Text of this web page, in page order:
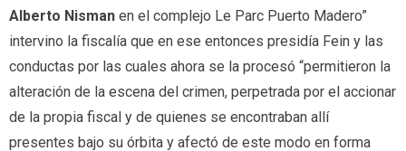
Alberto Nisman en el complejo Le Parc Puerto Madero”
intervino la fiscalía que en ese entonces presidía Fein y las
conductas por las cuales ahora se la procesó “permitieron la
alteración de la escena del crimen, perpetrada por el accionar
de la propia fiscal y de quienes se encontraban allí
presentes bajo su órbita y afectó de este modo en forma